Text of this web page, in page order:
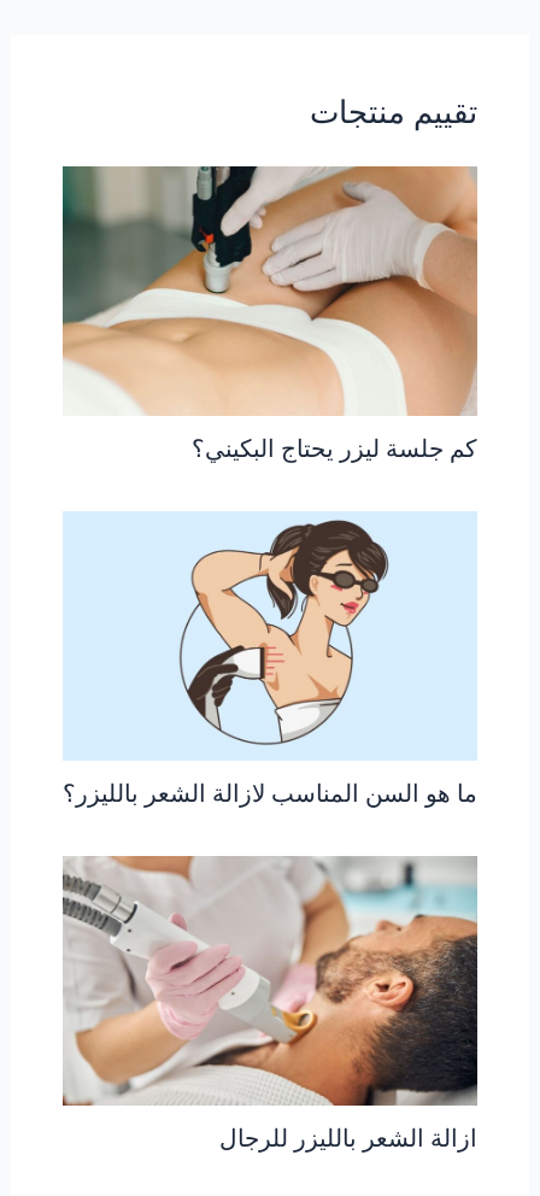
تقييم منتجات
كم جلسة ليزر يحتاج البكيني؟
ما هو السن المناسب لازالة الشعر بالليزر؟
ازالة الشعر بالليزر للرجال